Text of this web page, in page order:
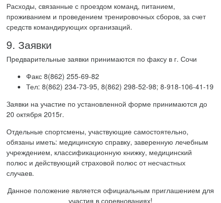
Расходы, связанные с проездом команд, питанием,
проживанием и проведением тренировочных сборов, за счет
средств командирующих организаций.
9. Заявки
Предварительные заявки принимаются по факсу в г. Сочи
Факс 8(862) 255-69-82
Тел: 8(862) 234-73-95, 8(862) 298-52-98; 8-918-106-41-19
Заявки на участие по установленной форме принимаются до
20 октября 2015г.
Отдельные спортсмены, участвующие самостоятельно,
обязаны иметь: медицинскую справку, заверенную лечебным
учреждением, классификационную книжку, медицинский
полюс и действующий страховой полюс от несчастных
случаев.
Данное положение является официальным приглашением для
участия в соревнованиях!